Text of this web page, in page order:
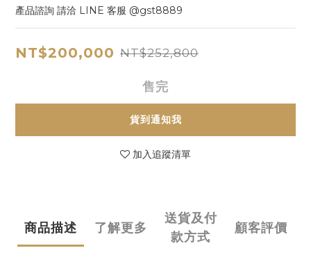
產品諮詢 請洽 LINE 客服 @gst8889
NT$200,000 NT$252,800
售完
貨到通知我
加入追蹤清單
商品描述 了解更多
送貨及付
款方式
顧客評價